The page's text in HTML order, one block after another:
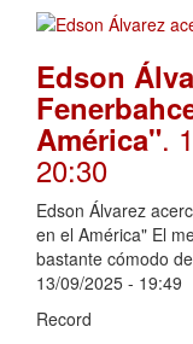
Edson
América".
20:30
Edson Álvarez
en el América" El
bastante cómodo
13/09/2025 - 19:49
Record